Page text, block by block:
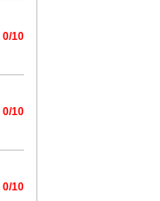
0/10
0/10
0/10